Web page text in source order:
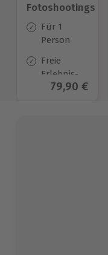
Fotoshootings
Für 1
Person
Freie
Erlebnis-
Auswahl
Aktueller
79,90 €